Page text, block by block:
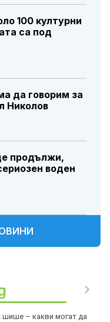
100 културни
са под
да говорим за
Николов
продължи,
воден
шише – какви могат да